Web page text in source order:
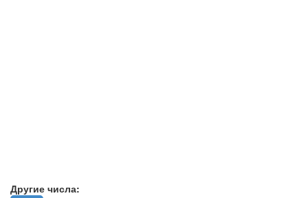
Другие числа: